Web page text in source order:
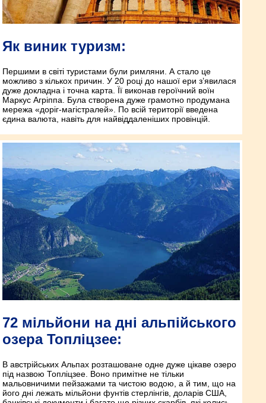
Як виник туризм:
Першими в світі туристами були римляни. А стало це
можливо з кількох причин. У 20 році до нашої ери з’явилася
дуже докладна і точна карта. Її виконав героїчний воїн
Маркус Агріппа. Була створена дуже грамотно продумана
мережа «доріг-магістралей». По всій території введена
єдина валюта, навіть для найвіддаленіших провінцій.
72 мільйони на дні альпійського
озера Топліцзее:
В австрійських Альпах розташоване одне дуже цікаве озеро
під назвою Топліцзее. Воно примітне не тільки
мальовничими пейзажами та чистою водою, а й тим, що на
його дні лежать мільйони фунтів стерлінгів, доларів США,